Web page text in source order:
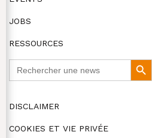
JOBS
RESSOURCES
Search
Button
DISCLAIMER
COOKIES ET VIE PRIVÉE